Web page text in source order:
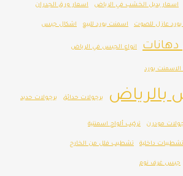
اسعار بديل الخشب في الرياض اسعار ورق الجدران
عازل للصوت اسمنت بورد للبيع اشكال جبس
دهانات انواع الجبس في الرياض
الاسمنت بورد
بالرياض برجولات حدائق برجولات حديد
مودرن تركيب ألواح اسمنتية
تشطيبات داخلية تشطيب فلل من الخارج
جبس غرف نوم